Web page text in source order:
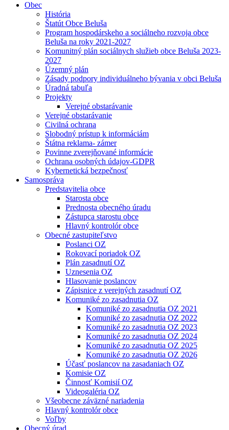
Obec
História
Štatút Obce Beluša
Program hospodárskeho a sociálneho rozvoja obce
Beluša na roky 2021-2027
Komunitný plán sociálnych služieb obce Beluša 2023-
2027
Územný plán
Zásady podpory individuálneho bývania v obci Beluša
Úradná tabuľa
Projekty
Verejné obstarávanie
Verejné obstarávanie
Civilná ochrana
Slobodný prístup k informáciám
Štátna reklama- zámer
Povinne zverejňované informácie
Ochrana osobných údajov-GDPR
Kybernetická bezpečnosť
Samospráva
Predstavitelia obce
Starosta obce
Prednosta obecného úradu
Zástupca starostu obce
Hlavný kontrolór obce
Obecné zastupiteľstvo
Poslanci OZ
Rokovací poriadok OZ
Plán zasadnutí OZ
Uznesenia OZ
Hlasovanie poslancov
Zápisnice z verejných zasadnutí OZ
Komuniké zo zasadnutia OZ
Komuniké zo zasadnutia OZ 2021
Komuniké zo zasadnutia OZ 2022
Komuniké zo zasadnutia OZ 2023
Komuniké zo zasadnutia OZ 2024
Komuniké zo zasadnutia OZ 2025
Komuniké zo zasadnutia OZ 2026
Účasť poslancov na zasadaniach OZ
Komisie OZ
Činnosť Komisií OZ
Videogaléria OZ
Všeobecne záväzné nariadenia
Hlavný kontrolór obce
Voľby
Obecný úrad